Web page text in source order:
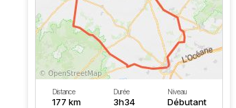
Distance
177 km
Durée
3h34
Niveau
Débutant